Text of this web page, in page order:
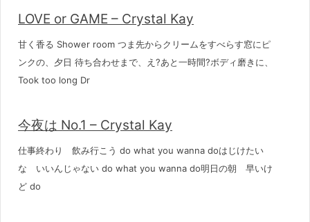
LOVE or GAME – Crystal Kay
甘く香る Shower room つま先からクリームをすべらす窓にピ
ンクの、夕日 待ち合わせまで、え?あと一時間?ボディ磨きに、
Took too long Dr
今夜は No.1 – Crystal Kay
仕事終わり 飲み行こう do what you wanna doはじけたい
な いいんじゃない do what you wanna do明日の朝 早いけ
ど do